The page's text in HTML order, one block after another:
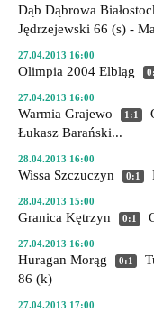
Dąb Dąbrowa
Jędrzejewski 66 (s) -
27.04.2013 16:00
Olimpia 2004 Elbląg
27.04.2013 16:00
Warmia Grajewo 1:1
Łukasz Barański...
28.04.2013 16:00
Wissa Szczuczyn 0:1
28.04.2013 15:00
Granica Kętrzyn 0:1
27.04.2013 16:00
Huragan Morąg 0:1
86 (k)
27.04.2013 17:00